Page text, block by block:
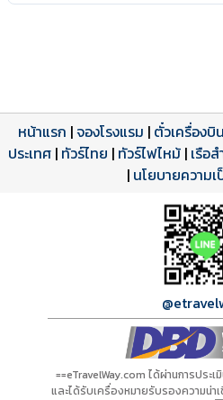
โปรแกรมทัวร์
ดาวน์โหล
รีวิวลูกค้าจริง
รีวิวจาก eTravelWay
เ
ใบอนุญาตนำเที่ยว
เลขที่ 11/11450
เปิดห
หน้าแรก |จองโรงแรม | ตั๋วเครื่องบิ
ประเทศ | ทัวร์ไทย | ทัวร์ไฟไหม้ | เรือ
| นโยบายความ
==eTravelWay.com ได้ผ่านการปร
และได้รับเครื่องหมายรับรองความน่